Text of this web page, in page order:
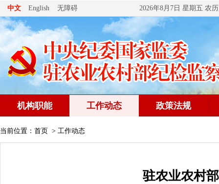
中文 English 无障碍 2026年8月7日 星期五 农
机构职能 工作动态 政策法规
当前位置： 首页 > 工作动态
驻农业农村